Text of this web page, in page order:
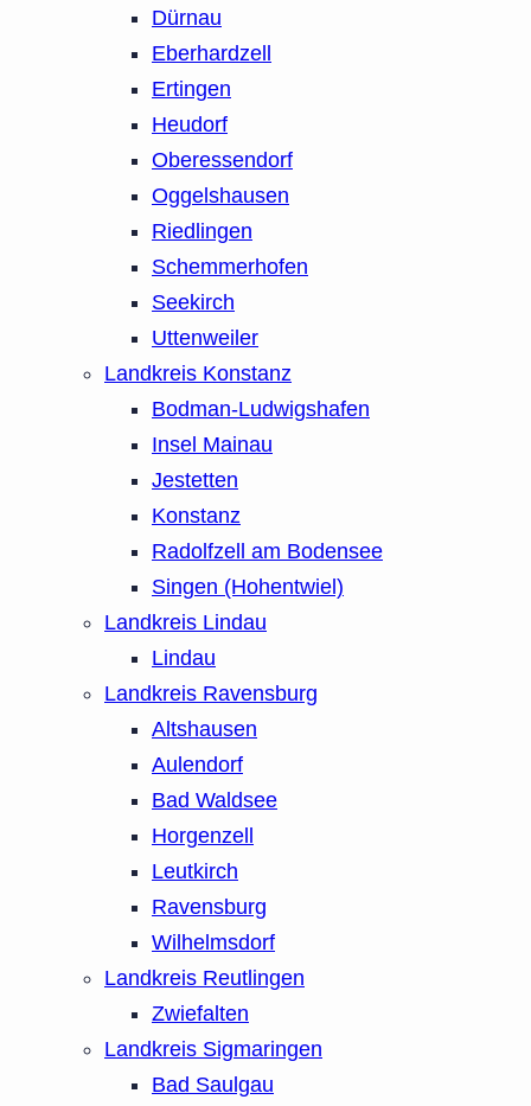
Dürnau
Eberhardzell
Ertingen
Heudorf
Oberessendorf
Oggelshausen
Riedlingen
Schemmerhofen
Seekirch
Uttenweiler
Landkreis Konstanz
Bodman-Ludwigshafen
Insel Mainau
Jestetten
Konstanz
Radolfzell am Bodensee
Singen (Hohentwiel)
Landkreis Lindau
Lindau
Landkreis Ravensburg
Altshausen
Aulendorf
Bad Waldsee
Horgenzell
Leutkirch
Ravensburg
Wilhelmsdorf
Landkreis Reutlingen
Zwiefalten
Landkreis Sigmaringen
Bad Saulgau